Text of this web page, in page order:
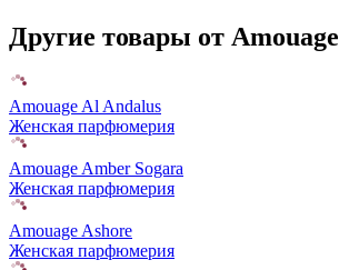
Другие товары от Amouage
Amouage Al Andalus
Женская парфюмерия
Amouage Amber Sogara
Женская парфюмерия
Amouage Ashore
Женская парфюмерия